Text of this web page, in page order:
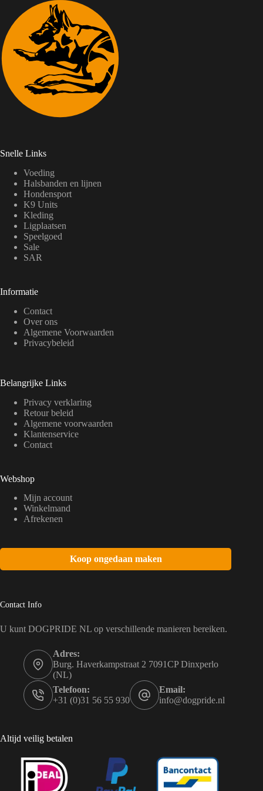
Dit minimaliseert het risico op beschadigingen en verlengt
de levensduur van kostbare apparatuur, wat uiteindelijk
leidt tot lagere vervangingskosten en ononderbroken
operationele efficiëntie voor de gebruiker.
Snelle Links
Voeding
Halsbanden en lijnen
Hondensport
K9 Units
Kleding
Ligplaatsen
Speelgoed
Sale
SAR
Informatie
Contact
Over ons
Algemene Voorwaarden
Privacybeleid
Belangrijke Links
Privacy verklaring
Retour beleid
Algemene voorwaarden
Klantenservice
Contact
Webshop
Mijn account
Winkelmand
Afrekenen
Koop ongedaan maken
Contact Info
U kunt DOGPRIDE NL op verschillende manieren bereiken.
Adres:
Burg. Haverkampstraat 2 7091CP Dinxperlo
(NL)
Telefoon:
+31 (0)31 56 55 930
Email:
info@dogpride.nl
Altijd veilig betalen